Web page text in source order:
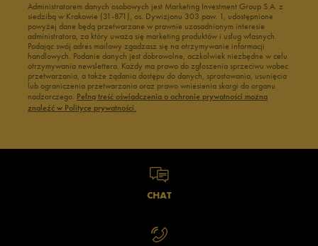
Administratorem danych osobowych jest Marketing Investment Group S.A. z
siedzibą w Krakowie (31-871), os. Dywizjonu 303 paw. 1, udostępnione
powyżej dane będą przetwarzane w prawnie uzasadnionym interesie
administratora, za który uważa się marketing produktów i usług własnych.
Podając swój adres mailowy zgadzasz się na otrzymywanie informacji
handlowych. Podanie danych jest dobrowolne, aczkolwiek niezbędne w celu
otrzymywania newslettera. Każdy ma prawo do zgłoszenia sprzeciwu wobec
przetwarzania, a także żądania dostępu do danych, sprostowania, usunięcia
lub ograniczenia przetwarzania oraz prawo wniesienia skargi do organu
nadzorczego. Pełną treść oświadczenia o ochronie prywatności można
znaleźć w Polityce prywatności.
CHAT